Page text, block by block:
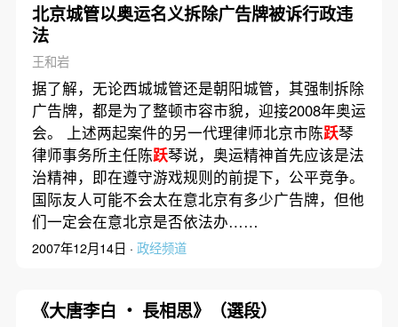
北京城管以奥运名义拆除广告牌被诉行政违
法
王和岩
据了解，无论西城城管还是朝阳城管，其强制拆除
广告牌，都是为了整顿市容市貌，迎接2008年奥运
会。 上述两起案件的另一代理律师北京市陈跃琴
律师事务所主任陈跃琴说，奥运精神首先应该是法
治精神，即在遵守游戏规则的前提下，公平竞争。
国际友人可能不会太在意北京有多少广告牌，但他
们一定会在意北京是否依法办……
2007年12月14日 · 政经频道
《大唐李白 ‧ 長相思》（選段）